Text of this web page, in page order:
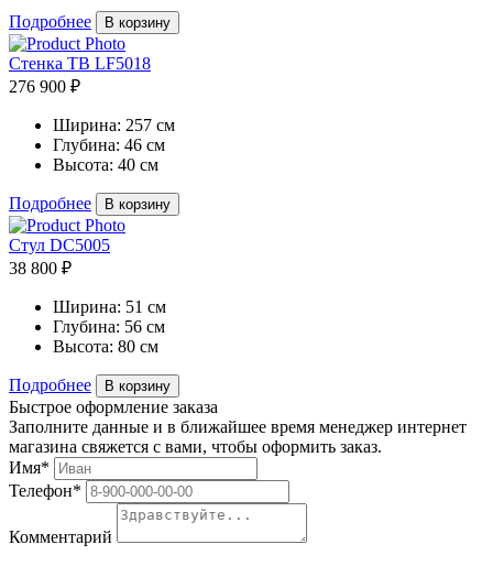
Подробнее В корзину
Стенка ТВ LF5018
276 900 ₽
Ширина: 257 см
Глубина: 46 см
Высота: 40 см
Подробнее В корзину
Стул DC5005
38 800 ₽
Ширина: 51 см
Глубина: 56 см
Высота: 80 см
Подробнее В корзину
Быстрое оформление заказа
Заполните данные и в ближайшее время менеджер интернет
магазина свяжется с вами, чтобы оформить заказ.
Имя*
Телефон*
Комментарий